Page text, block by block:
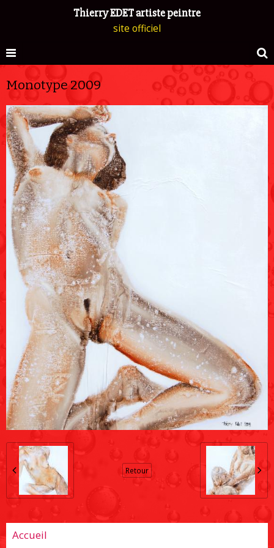
Thierry EDET artiste peintre
site officiel
Monotype 2009
Retour
Accueil